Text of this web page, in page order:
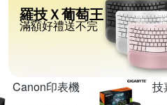
羅技Ｘ葡萄王
滿額好禮送不完
Canon印表機
技